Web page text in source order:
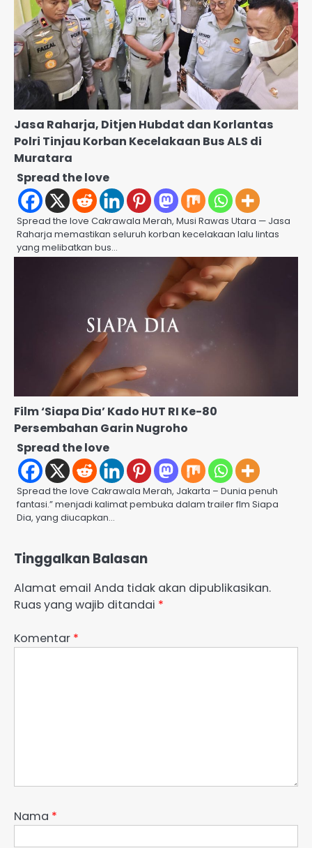
Jasa Raharja, Ditjen Hubdat dan Korlantas
Polri Tinjau Korban Kecelakaan Bus ALS di
Muratara
Spread the love
Spread the love Cakrawala Merah, Musi Rawas Utara — Jasa
Raharja memastikan seluruh korban kecelakaan lalu lintas
yang melibatkan bus…
Film ‘Siapa Dia’ Kado HUT RI Ke-80
Persembahan Garin Nugroho
Spread the love
Spread the love Cakrawala Merah, Jakarta – Dunia penuh
fantasi.” menjadi kalimat pembuka dalam trailer flm Siapa
Dia, yang diucapkan…
Tinggalkan Balasan
Alamat email Anda tidak akan dipublikasikan.
Ruas yang wajib ditandai *
Komentar *
Nama *